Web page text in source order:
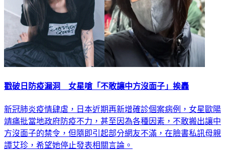
戳破日防疫漏洞 女星嗆「不敢讓中方沒面子」挨轟
新冠肺炎疫情肆虐，日本近期再新增確診個案病例，女星歐陽
靖痛批當地政府防疫不力，甚至因為各種因素，不敢搬出讓中
方沒面子的禁令，但隨即引起部分網友不滿，在臉書私訊母親
譚艾珍，希望她停止發表相關言論。